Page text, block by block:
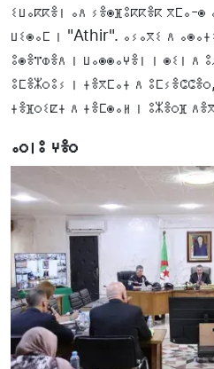
ⵉⵡⴰⴽⴽⴻⵏ ⴰⴷ ⵢⴻⵙⴼⵓⴽⴽⴻⴽ ⴳⵎⴰ-ⵙ
ⵡⵉⵙⴰⵎ ⵏ "Athir". ⴰⵢⴰⴳⵉ ⴷ
ⵓⵙⴻⴶⵀⴻⴷ ⵏ ⵡⴰⵙⵙⴰⵖⴻⵏ ⵏ ⵙⵉⵏ ⴷ
ⵓⵎⴻⵣⵔⵓⵢ ⵏ ⵜⴻⴳⵎⴰⵜ ⴷ
ⵜⴻⴼⵔⵉⵇⵜ ⴷ ⵜⴻⵎⵙⴰⵍ ⵏ ⵓⵣⴻⵔⴼ
ⴰⵔⵏⵓ ⵖⴻⵔ